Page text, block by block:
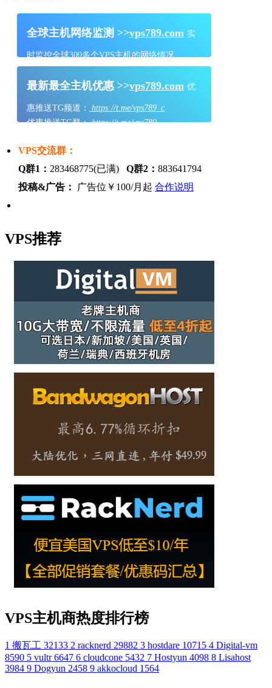
全球主机网络监测 >>vps789.com 实
时监控全球300多个VPS主机的网络情况
最新最全主机优惠 >>vps789.com 优
惠推送TG频道：
https://t.me/vps789_c
优惠推送TG群：https://t.me/vps789
VPS交流群：
Q群1： 283468775(已满) Q群2： 883641794
投稿&广告：
广告位￥100/月起 合作说明
VPS推荐
VPS主机商热度排行榜
1 搬瓦工 32133 2 racknerd 29882 3 hostdare 10715 4 Digital-vm
8590 5 vultr 6647 6 cloudcone 5432 7 Hostyun 4098 8 Lisahost
3984 9 Dogyun 2458 9 akkocloud 1564